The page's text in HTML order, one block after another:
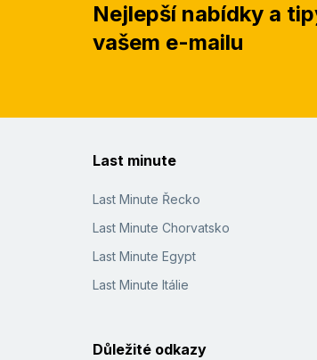
Nejlepší nabídky a
vašem e-mailu
Last minute
Last Minute Řecko
Last Minute Chorvatsko
Last Minute Egypt
Last Minute Itálie
Důležité odkazy